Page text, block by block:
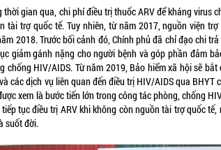
thời gian qua, chi phí điều trị thuốc ARV để kháng virus
tài trợ quốc tế. Tuy nhiên, từ năm 2017, nguồn viện
2018. Trước bối cảnh đó, Chính phủ đã chỉ đạo chi
giảm gánh nặng cho người bệnh và góp phần đảm
chống HIV/AIDS. Từ năm 2019, Bảo hiểm xã hội sẽ
các dịch vụ liên quan đến điều trị HIV/AIDS qua BHYT
xem là bước tiến lớn trong công tác phòng, chống
tục điều trị ARV khi không còn nguồn tài trợ quốc
suốt đời.